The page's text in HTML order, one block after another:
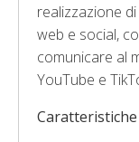
realizzazione
web e social,
comunicare al
YouTube e
Caratteristiche